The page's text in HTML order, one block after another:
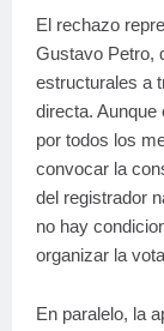
El rechazo
Gustavo Petro,
estructurales a
directa. Aunque
por todos los
convocar la
del registrador
no hay
organizar la
En paralelo, la